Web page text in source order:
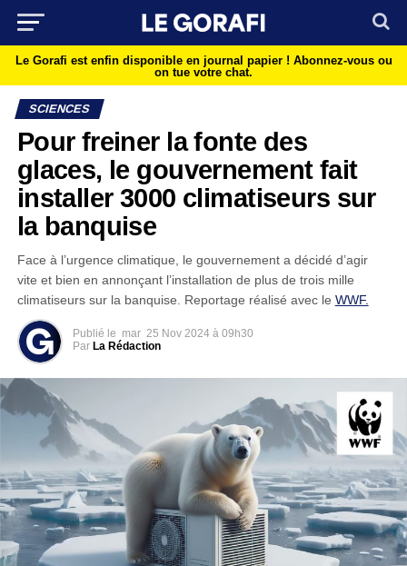
Le Gorafi est enfin disponible en journal papier ! Abonnez-vous ou
on tue votre chat.
SCIENCES
Pour freiner la fonte des
glaces, le gouvernement fait
installer 3000 climatiseurs sur
la banquise
Face à l’urgence climatique, le gouvernement a décidé d’agir
vite et bien en annonçant l’installation de plus de trois mille
climatiseurs sur la banquise. Reportage réalisé avec le WWF.
Publié le mar 25 Nov 2024 à 09h30
Par La Rédaction